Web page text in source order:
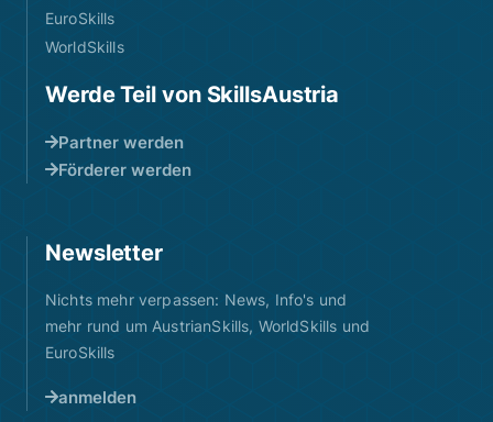
EuroSkills
WorldSkills
Werde Teil von SkillsAustria
Partner werden
Förderer werden
Newsletter
Nichts mehr verpassen: News, Info's und
mehr rund um AustrianSkills, WorldSkills und
EuroSkills
anmelden